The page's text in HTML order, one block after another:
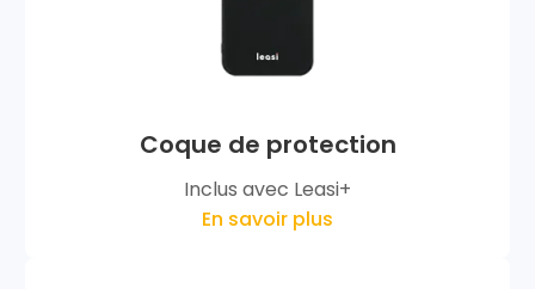
Coque de protection
Inclus avec Leasi+
En savoir plus